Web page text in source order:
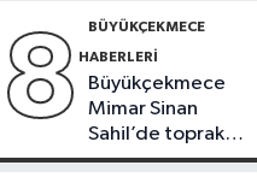
8 BÜYÜKÇEKMECE
HABERLERI
Büyükçekmece
Mimar Sinan
Sahil’de toprak
kayması